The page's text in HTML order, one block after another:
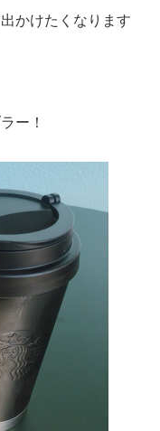
かけたくなります
ー！